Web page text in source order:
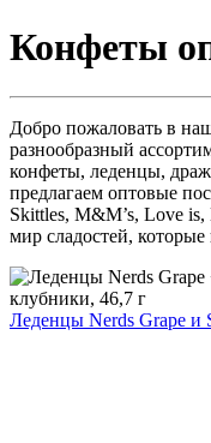
Конфеты
Добро пожаловать в
разнообразный
конфеты, леденцы,
предлагаем оптовые
Skittles, M&M’s, Love
мир сладостей,
Леденцы Nerds Grape и